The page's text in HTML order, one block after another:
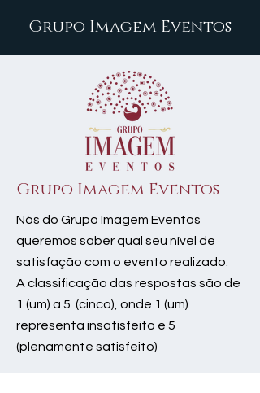
Grupo Imagem Eventos
Grupo Imagem Eventos
Nós do Grupo Imagem Eventos
queremos saber qual seu nível de
satisfação com o evento realizado.
A classificação das respostas são de
1 (um) a 5 (cinco), onde 1 (um)
representa insatisfeito e 5
(plenamente satisfeito)